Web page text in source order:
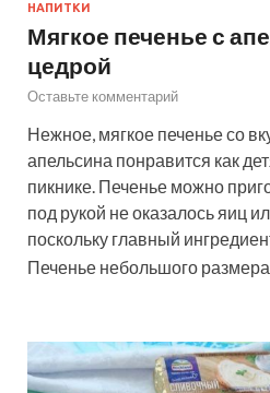
НАПИТКИ
Мягкое печенье с
цедрой
Оставьте комментарий
Нежное, мягкое печенье со
апельсина понравится как
пикнике. Печенье можно
под рукой не оказалось яиц
поскольку главный
Печенье небольшого